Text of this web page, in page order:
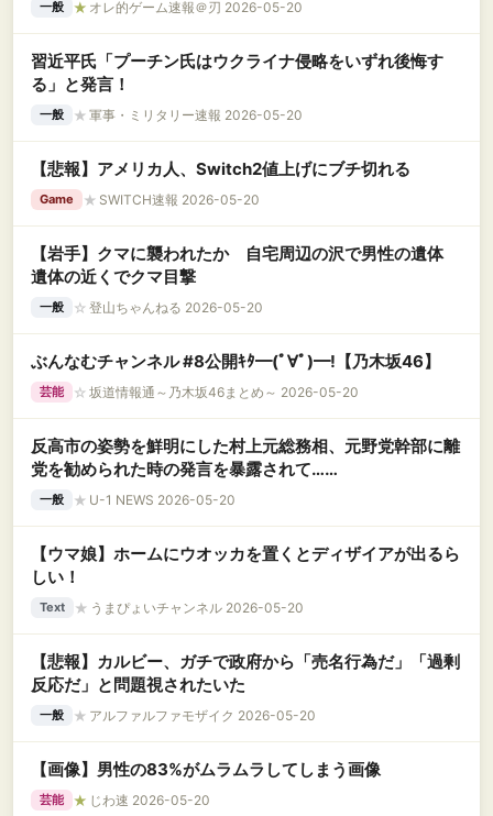
一般 ★ オレ的ゲーム速報＠刃 2026-05-20
習近平氏「プーチン氏はウクライナ侵略をいずれ後悔す
る」と発言！
一般 ★ 軍事・ミリタリー速報 2026-05-20
【悲報】アメリカ人、Switch2値上げにブチ切れる
Game ★ SWITCH速報 2026-05-20
【岩手】クマに襲われたか 自宅周辺の沢で男性の遺体
遺体の近くでクマ目撃
一般 ☆ 登山ちゃんねる 2026-05-20
ぶんなむチャンネル #8公開ｷﾀ━(ﾟ∀ﾟ)━!【乃木坂46】
芸能 ☆ 坂道情報通～乃木坂46まとめ～ 2026-05-20
反高市の姿勢を鮮明にした村上元総務相、元野党幹部に離
党を勧められた時の発言を暴露されて……
一般 ★ U-1 NEWS 2026-05-20
【ウマ娘】ホームにウオッカを置くとディザイアが出るら
しい！
Text ★ うまぴょいチャンネル 2026-05-20
【悲報】カルビー、ガチで政府から「売名行為だ」「過剰
反応だ」と問題視されたいた
一般 ★ アルファルファモザイク 2026-05-20
【画像】男性の83%がムラムラしてしまう画像
芸能 ★ じわ速 2026-05-20